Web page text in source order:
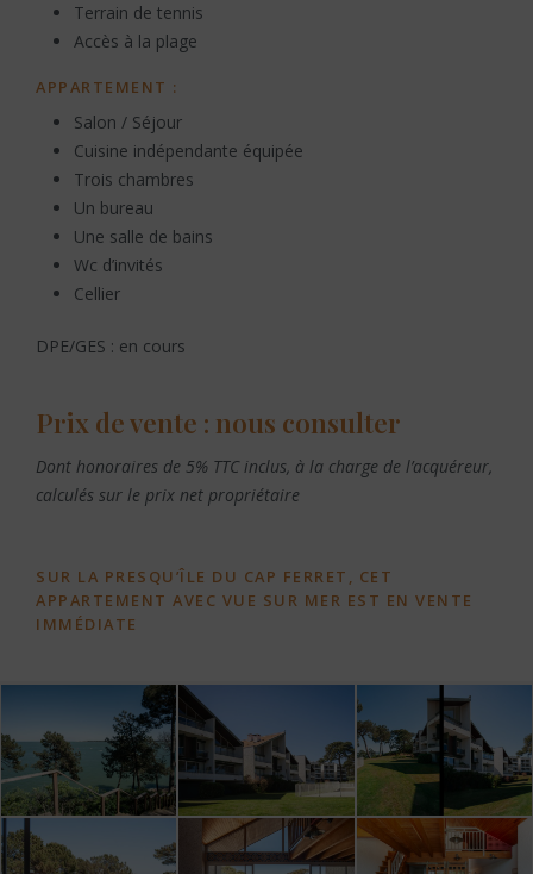
Terrain de tennis
Accès à la plage
APPARTEMENT :
Salon / Séjour
Cuisine indépendante équipée
Trois chambres
Un bureau
Une salle de bains
Wc d’invités
Cellier
DPE/GES : en cours
Prix de vente : nous consulter
Dont honoraires de 5% TTC inclus, à la charge de l’acquéreur,
calculés sur le prix net propriétaire
SUR LA PRESQU’ÎLE DU CAP FERRET, CET
APPARTEMENT AVEC VUE SUR MER EST EN VENTE
IMMÉDIATE